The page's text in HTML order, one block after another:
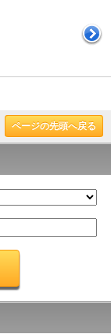
ページの先頭へ戻る